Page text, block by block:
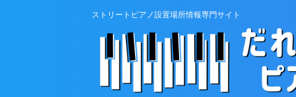
ストリートピアノ設置場所情報専門サイト